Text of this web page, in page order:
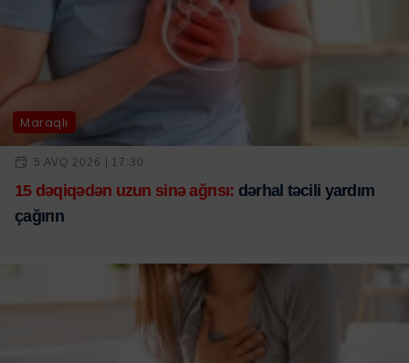
Maraqlı
5 AVQ 2026 | 17:30
15 dəqiqədən uzun sinə ağrısı: dərhal təcili yardım
çağırın